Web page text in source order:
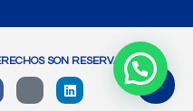
SON RESERVADOS